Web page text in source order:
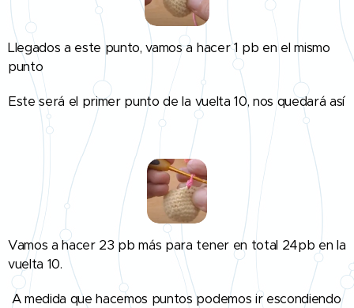
Llegados a este punto, vamos a hacer 1 pb en el mismo
punto
Este será el primer punto de la vuelta 10, nos quedará así
Vamos a hacer 23 pb más para tener en total 24pb en la
vuelta 10.
A medida que hacemos puntos podemos ir escondiendo